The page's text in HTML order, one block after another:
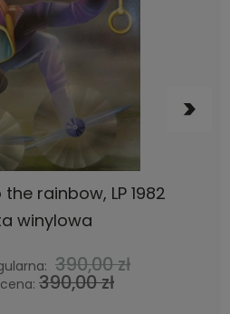
rainbow, LP 1982
winylowa
390,00 zł
390,00 zł
KOSZYKA